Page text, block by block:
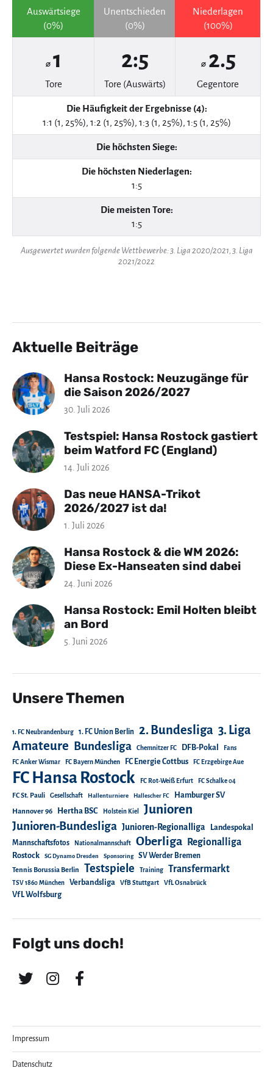
Auswärtsiege
(0%)
Unentschieden
(0%)
Niederlagen
(100%)
⌀ 1
Tore
2:5
Tore (Auswärts)
⌀ 2.5
Gegentore
Die Häufigkeit der Ergebnisse (4):
1:1 (1, 25%), 1:2 (1, 25%), 1:3 (1, 25%), 1:5 (1, 25%)
Die höchsten Siege:
Die höchsten Niederlagen:
1:5
Die meisten Tore:
1:5
Ausgewertet wurden folgende Wettbewerbe: 3. Liga 2020/2021, 3. Liga
2021/2022
Aktuelle Beiträge
Hansa Rostock: Neuzugänge für
die Saison 2026/2027
30. Juli 2026
Testspiel: Hansa Rostock gastiert
beim Watford FC (England)
14. Juli 2026
Das neue HANSA-Trikot
2026/2027 ist da!
1. Juli 2026
Hansa Rostock & die WM 2026:
Diese Ex-Hanseaten sind dabei
24. Juni 2026
Hansa Rostock: Emil Holten bleibt
an Bord
5. Juni 2026
Unsere Themen
1. FC Neubrandenburg 1. FC Union Berlin 2. Bundesliga 3. Liga
Amateure Bundesliga Chemnitzer FC DFB-Pokal Fans
FC Anker Wismar FC Bayern München FC Energie Cottbus FC Erzgebirge Aue
FC Hansa Rostock FC Rot-Weiß Erfurt FC Schalke 04
FC St. Pauli Gesellschaft Hallenturniere Hallescher FC Hamburger SV
Hannover 96 Hertha BSC Holstein Kiel Junioren
Junioren-Bundesliga Junioren-Regionalliga
Landespokal
Mannschaftsfotos
Nationalmannschaft Oberliga Regionalliga
Rostock SG Dynamo Dresden Sponsoring SV Werder Bremen
Tennis Borussia Berlin Testspiele Training Transfermarkt
TSV 1860 München Verbandsliga VfB Stuttgart VfL Osnabrück
VfL Wolfsburg
Folgt uns doch!
Impressum
Datenschutz